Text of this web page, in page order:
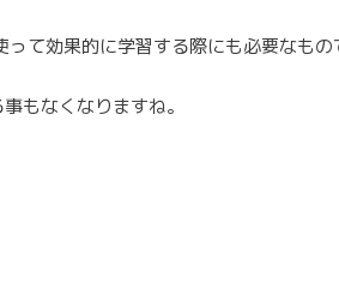
て効果的に学習する際にも必要なもの
もなくなりますね。